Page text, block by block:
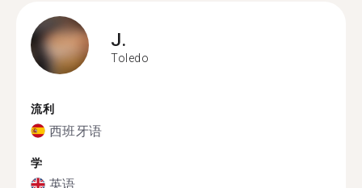
J.
Toledo
流利
西班牙语
学
英语